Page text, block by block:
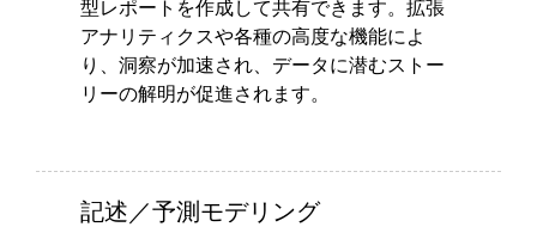
型レポートを作成して共有できます。拡張
アナリティクスや各種の高度な機能によ
り、洞察が加速され、データに潜むストー
リーの解明が促進されます。
記述／予測モデリング